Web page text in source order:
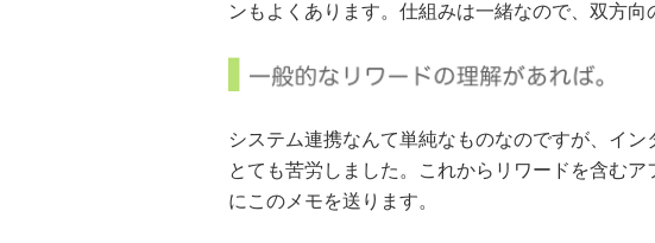
ンもよくあります。仕組みは一緒なので、双方向
システム連携なんて単純なものなのですが、イン
とても苦労しました。これからリワードを含む
にこのメモを送ります。